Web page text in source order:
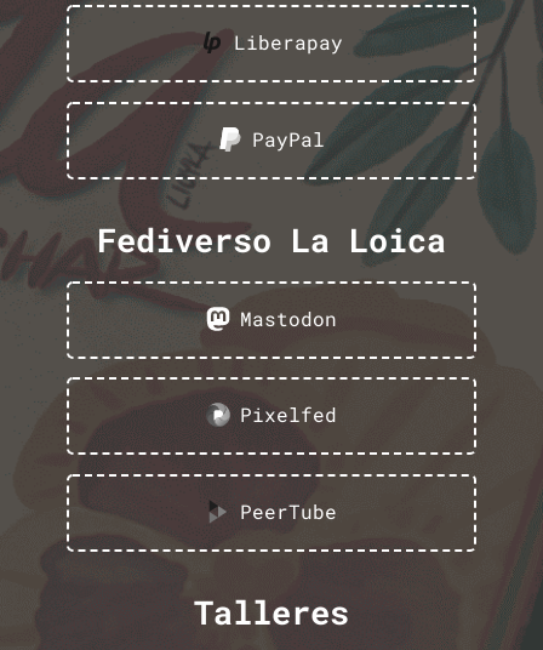
Liberapay
PayPal
Fediverso La Loica
Mastodon
Pixelfed
PeerTube
Talleres